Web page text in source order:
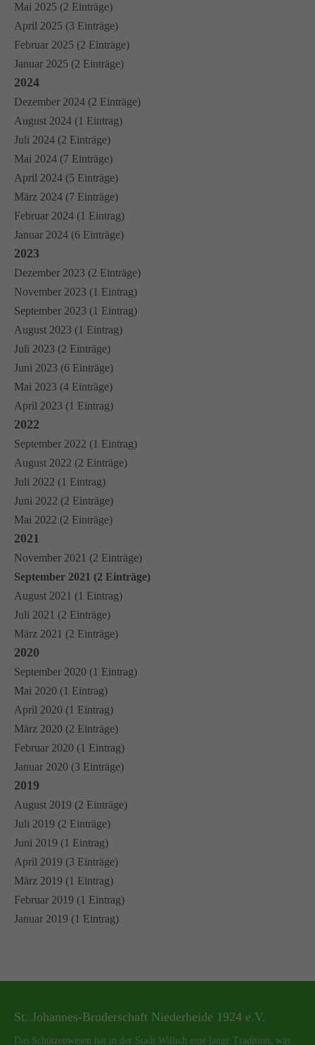
Mai 2025 (2 Einträge)
April 2025 (3 Einträge)
Februar 2025 (2 Einträge)
Januar 2025 (2 Einträge)
2024
Dezember 2024 (2 Einträge)
August 2024 (1 Eintrag)
Juli 2024 (2 Einträge)
Mai 2024 (7 Einträge)
April 2024 (5 Einträge)
März 2024 (7 Einträge)
Februar 2024 (1 Eintrag)
Januar 2024 (6 Einträge)
2023
Dezember 2023 (2 Einträge)
November 2023 (1 Eintrag)
September 2023 (1 Eintrag)
August 2023 (1 Eintrag)
Juli 2023 (2 Einträge)
Juni 2023 (6 Einträge)
Mai 2023 (4 Einträge)
April 2023 (1 Eintrag)
2022
September 2022 (1 Eintrag)
August 2022 (2 Einträge)
Juli 2022 (1 Eintrag)
Juni 2022 (2 Einträge)
Mai 2022 (2 Einträge)
2021
November 2021 (2 Einträge)
September 2021 (2 Einträge)
August 2021 (1 Eintrag)
Juli 2021 (2 Einträge)
März 2021 (2 Einträge)
2020
September 2020 (1 Eintrag)
Mai 2020 (1 Eintrag)
April 2020 (1 Eintrag)
März 2020 (2 Einträge)
Februar 2020 (1 Eintrag)
Januar 2020 (3 Einträge)
2019
August 2019 (2 Einträge)
Juli 2019 (2 Einträge)
Juni 2019 (1 Eintrag)
April 2019 (3 Einträge)
März 2019 (1 Eintrag)
Februar 2019 (1 Eintrag)
Januar 2019 (1 Eintrag)
St. Johannes-Bruderschaft Niederheide 1924 e.V.
Das Schützenwesen hat in der Stadt Willich eine lange Tradition, was